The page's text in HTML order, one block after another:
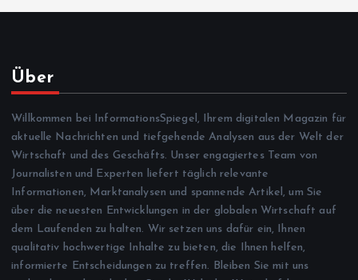
Über
Willkommen bei InformationsSpiegel, Ihrem digitalen Magazin für
aktuelle Nachrichten und tiefgehende Analysen aus der Welt der
Wirtschaft und des Geschäfts. Unser engagiertes Team von
Journalisten und Experten liefert täglich relevante
Informationen, Marktanalysen und spannende Artikel, um Sie
über die neuesten Entwicklungen in der globalen Wirtschaft auf
dem Laufenden zu halten. Wir setzen uns dafür ein, Ihnen
qualitativ hochwertige Inhalte zu bieten, die Ihnen helfen,
informierte Entscheidungen zu treffen. Bleiben Sie mit uns